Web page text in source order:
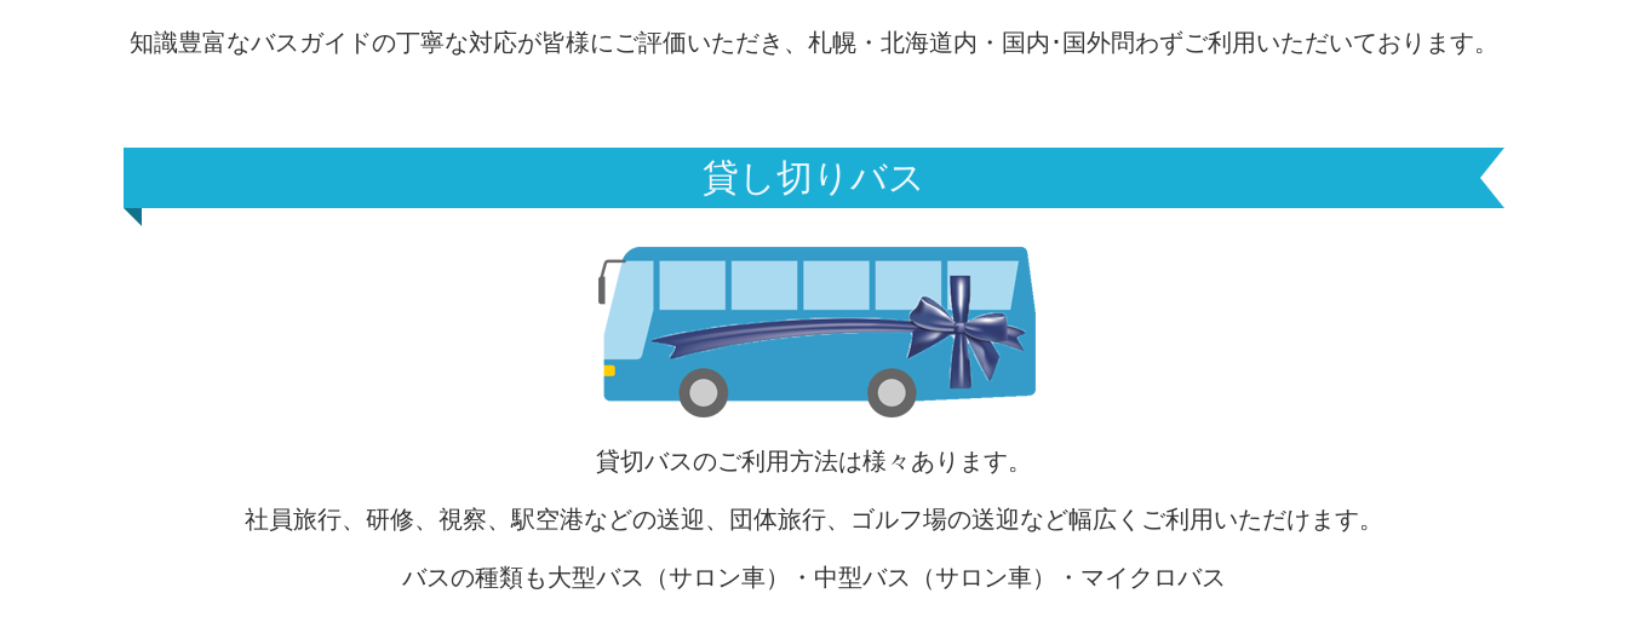
知識豊富なバスガイドの丁寧な対応が皆様にご評価いただき、札幌・北海道内・国内･国外問わずご利用いただいております。
貸し切りバス
貸切バスのご利用方法は様々あります。
社員旅行、研修、視察、駅空港などの送迎、団体旅行、ゴルフ場の送迎など幅広くご利用いただけます。
バスの種類も大型バス（サロン車）・中型バス（サロン車）・マイクロバス